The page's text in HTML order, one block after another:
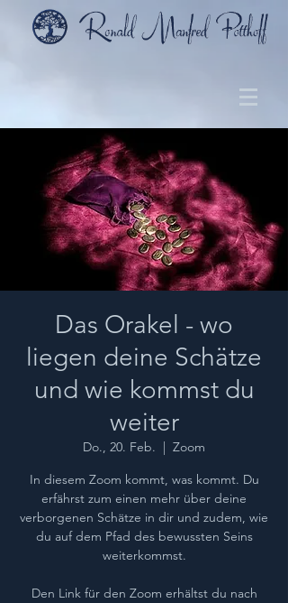
Das Orakel - wo
liegen deine Schätze
und wie kommst du
weiter
Do., 20. Feb.
  |
Zoom
In diesem Zoom kommt, was kommt. Du
erfährst zum einen mehr über deine
verborgenen Schätze in dir und zudem, wie
du auf dem Pfad des bewussten Seins
weiterkommst.
Den Link für den Zoom erhältst du nach